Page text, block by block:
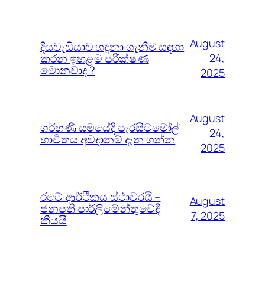
දියවැඩියාව හඳුනා ගැනීම සඳහා
කරන ඉහළම පරීක්ෂණ
මොනවාද ?
August
24,
2025
ගර්භණී සමයේදී පැරසිටමෝල්
භාවිතය අවදානම් දැන ගන්න
August
24,
2025
රටේ ආර්ථිකය ස්ථාවරයි –
ජනපති පාර්ලිමේන්තුවේදී
කියයි
August
7, 2025